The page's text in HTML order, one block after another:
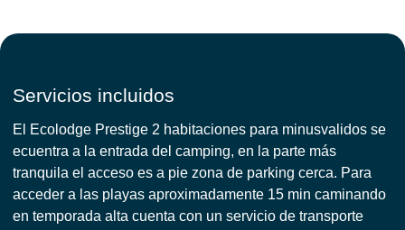
Servicios incluidos
El Ecolodge Prestige 2 habitaciones para minusvalidos se
ecuentra a la entrada del camping, en la parte más
tranquila el acceso es a pie zona de parking cerca. Para
acceder a las playas aproximadamente 15 min caminando
en temporada alta cuenta con un servicio de transporte